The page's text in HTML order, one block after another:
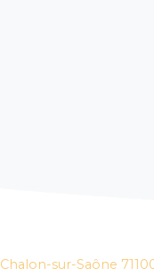
Chalon-sur-Saône